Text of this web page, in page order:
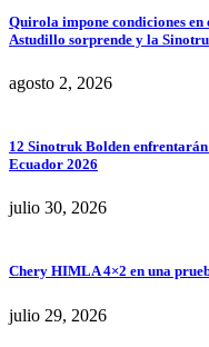
Quirola impone condiciones
Astudillo sorprende y la
agosto 2, 2026
12 Sinotruk Bolden
Ecuador 2026
julio 30, 2026
Chery HIMLA 4×2 en una
julio 29, 2026